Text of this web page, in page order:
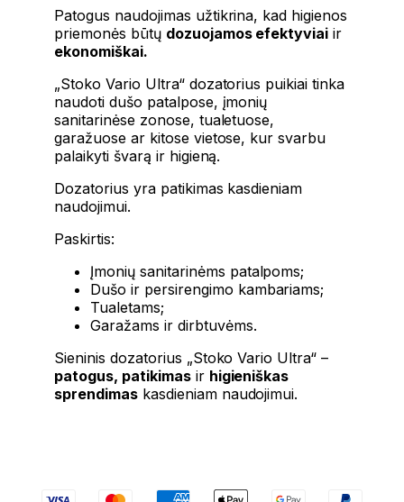
Patogus naudojimas užtikrina, kad higienos
priemonės būtų dozuojamos efektyviai ir
ekonomiškai.
„Stoko Vario Ultra“ dozatorius puikiai tinka
naudoti dušo patalpose, įmonių
sanitarinėse zonose, tualetuose,
garažuose ar kitose vietose, kur svarbu
palaikyti švarą ir higieną.
Dozatorius yra patikimas kasdieniam
naudojimui.
Paskirtis:
Įmonių sanitarinėms patalpoms;
Dušo ir persirengimo kambariams;
Tualetams;
Garažams ir dirbtuvėms.
Sieninis dozatorius „Stoko Vario Ultra“ –
patogus, patikimasir higieniškas
sprendimaskasdieniam naudojimui.